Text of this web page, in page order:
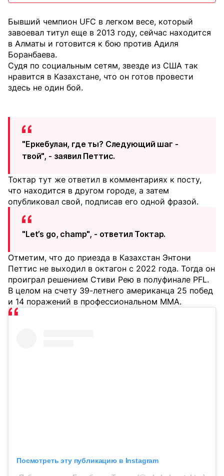
Бывший чемпион UFC в легком весе, который
завоевал титул еще в 2013 году, сейчас находится
в Алматы и готовится к бою против Адиля
Боранбаева.
Судя по социальным сетям, звезде из США так
нравится в Казахстане, что он готов провести
здесь не один бой.
"Еркебулан, где ты? Следующий шаг -
твой", - заявил Петтис.
Токтар тут же ответил в комментариях к посту,
что находится в другом городе, а затем
опубликовал свой, подписав его одной фразой.
"Let’s go, champ", - ответил Токтар.
Отметим, что до приезда в Казахстан Энтони
Петтис не выходил в октагон с 2022 года. Тогда он
проиграл решением Стиви Рею в полуфинале PFL.
В целом на счету 39-летнего американца 25 побед
и 14 поражений в профессиональном MMA.
Посмотреть эту публикацию в Instagram